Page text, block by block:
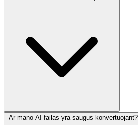
Ar mano AI failas yra saugus konvertuojant?